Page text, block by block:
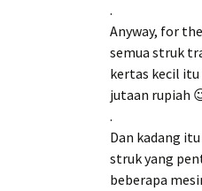
.
Anyway, for
semua struk
kertas kecil itu
jutaan rupiah
.
Dan kadang
struk yang
beberapa